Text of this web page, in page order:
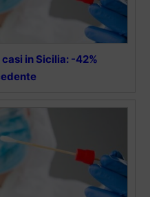
in Sicilia: -42%